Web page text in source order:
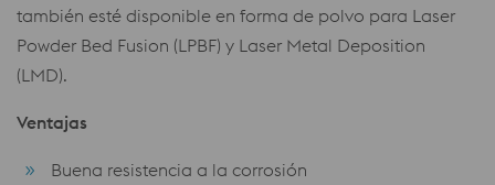
también esté disponible en forma de polvo para Laser
Powder Bed Fusion (LPBF) y Laser Metal Deposition
(LMD).
Ventajas
Buena resistencia a la corrosión